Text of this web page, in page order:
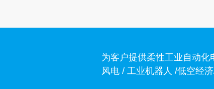
为客户提供柔性工业自动化
风电 / 工业机器人 /低空经